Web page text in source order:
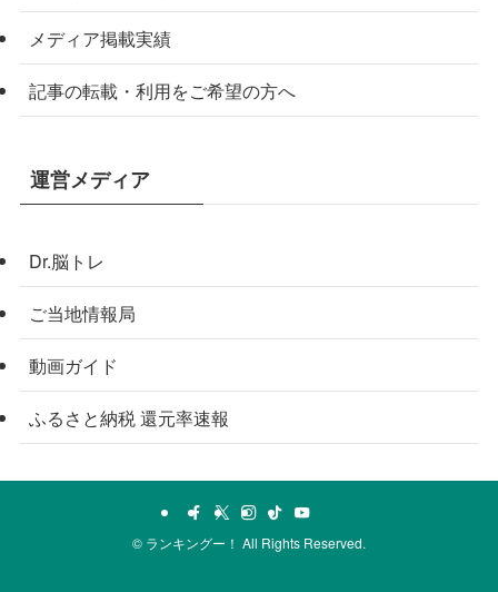
メディア掲載実績
記事の転載・利用をご希望の方へ
運営メディア
Dr.脳トレ
ご当地情報局
動画ガイド
ふるさと納税 還元率速報
© ランキングー！ All Rights Reserved.